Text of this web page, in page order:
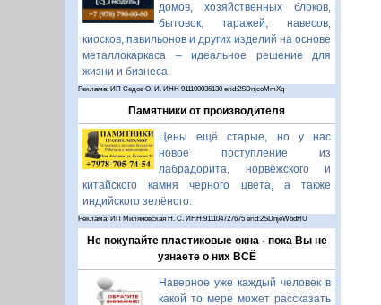
домов, хозяйственных блоков,
бытовок, гаражей, навесов,
киосков, павильонов и других изделий на основе
металлокаркаса – идеальное решение для
жизни и бизнеса.
Реклама: ИП Седов О. И. ИНН 911100036130 erid:2SDnjcoMmXq
Памятники от производителя
Цены ещё старые, но у нас
новое поступление из
лабрадорита, норвежского и
китайского камня черного цвета, а также
индийского зелёного.
Реклама: ИП Миляновская Н. С. ИНН:911104727675 erid:2SDnjeWbdHU
Не покупайте пластиковые окна - пока Вы не
узнаете о них ВСЁ
Наверное уже каждый человек в
какой то мере может рассказать